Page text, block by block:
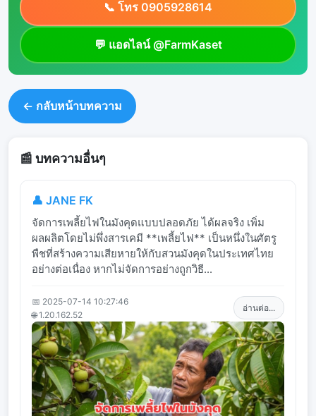
📞 โทร 0905928614
💬 แอดไลน์ @FarmKaset
← กลับหน้าบทความ
📰 บทความอื่นๆ
👤 JANE FK
จัดการเพลี้ยไฟในมังคุดแบบปลอดภัย ได้ผลจริง เพิ่ม
ผลผลิตโดยไม่พึ่งสารเคมี **เพลี้ยไฟ** เป็นหนึ่งในศัตรู
พืชที่สร้างความเสียหายให้กับสวนมังคุดในประเทศไทย
อย่างต่อเนื่อง หากไม่จัดการอย่างถูกวิธี...
📅 2025-07-14 10:27:46
🌐 1.20.162.52
อ่านต่อ...